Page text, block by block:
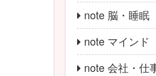
note 脳・睡眠
note マインド
note 会社・仕